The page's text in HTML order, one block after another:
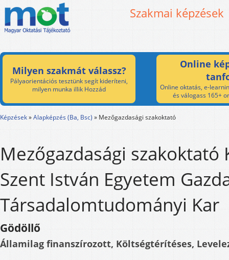
Szakmai képzések
Milyen szakmát válassz?
Pályaorientációs tesztünk segít kideríteni,
milyen munka illik Hozzád
Online
Online oktatás, e-
és válogass 165+
Képzések»Alapképzés (Ba, Bsc) » Mezőgazdasági szakoktató
Mezőgazdasági szakoktató
Szent István Egyetem
Társadalomtudományi Kar
Gödöllő
Államilag finanszírozott, Költségtérítéses,